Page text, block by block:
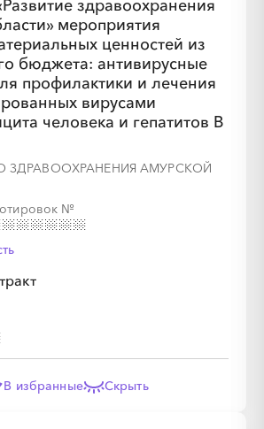
здравоохранения
мероприятия
ценностей из
бюджета: антивирусные
профилактики и лечения
вирусами
человека и гепатитов В
ЗДРАВООХРАНЕНИЯ АМУРСКОЙ
№
В избранные Скрыть